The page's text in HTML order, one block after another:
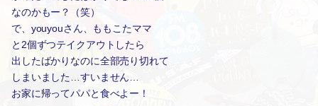
なのかもー？（笑）
で、youyouさん、ももこたママ
と2個ずつテイクアウトしたら
出したばかりなのに全部売り切れて
しまいました…すいません…
お家に帰ってパパと食べよー！